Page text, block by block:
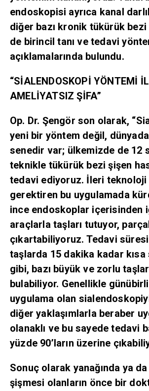
endoskopisi ayrıca kanal
diğer bazı kronik tükürük
de birincil tanı ve tedavi
açıklamalarında bulundu.
“SİALENDOSKOPİ YÖNTEMİ
AMELİYATSIZ ŞİFA”
Op. Dr. Şengör son olarak,
yeni bir yöntem değil,
senedir var; ülkemizde de 12
teknikle tükürük bezi şişen
tedavi ediyoruz. İleri teknoloji
gerektiren bu uygulamada
ince endoskoplar içerisinden
araçlarla taşları tutuyor,
çıkartabiliyoruz. Tedavi
taşlarda 15 dakika kadar
gibi, bazı büyük ve zorlu
bulabiliyor. Genellikle
uygulama olan
diğer yaklaşımlarla beraber
olanaklı ve bu sayede tedavi
yüzde 90’ların üzerine
Sonuç olarak yanağında ya
şişmesi olanların önce bir